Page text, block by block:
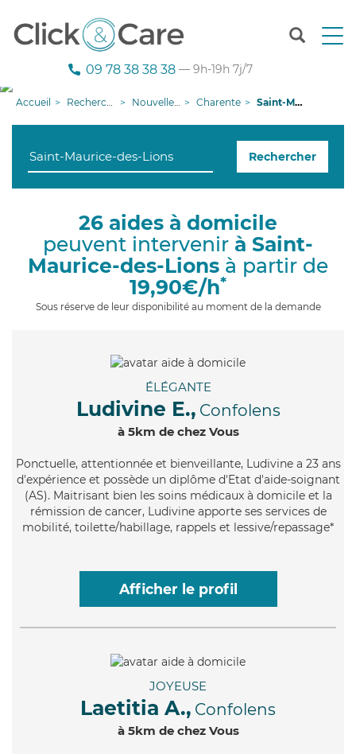
T
n
g
09 78 38 38 38 — 9h-19h 7j/7
Accueil Recherche aide à domicile Nouvelle-Aquitaine Charente Saint-Maurice-des-Lions
Rechercher
26 aides à domicile
peuvent intervenir à Saint-
Maurice-des-Lions à partir de
19,90€/h*
Sous réserve de leur disponibilité au moment de la demande
ÉLÉGANTE
Ludivine E., Confolens
à 5km de chez Vous
Ponctuelle, attentionnée et bienveillante, Ludivine a 23 ans
d'expérience et possède un diplôme d'Etat d'aide-soignant
(AS). Maitrisant bien les soins médicaux à domicile et la
rémission de cancer, Ludivine apporte ses services de
mobilité, toilette/habillage, rappels et lessive/repassage*
Afficher le profil
JOYEUSE
Laetitia A., Confolens
à 5km de chez Vous